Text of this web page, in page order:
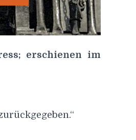
erschienen im